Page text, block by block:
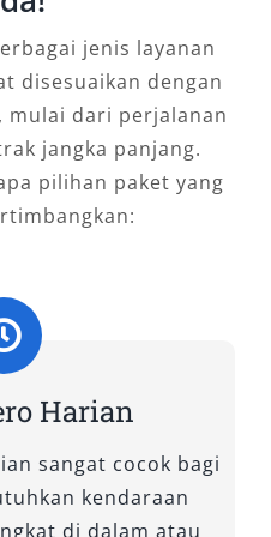
layanan rental
terpercaya, dan
yang Kami
Wisata
mobil Pajero
yang siap
kendaraan SUV
dan mesin
Sport merupakan
urban maupun jalur
jenis layanan
disesuaikan dengan
mulai dari perjalanan
jangka panjang.
pilihan paket yang
Harian
sangat cocok bagi
kendaraan
di dalam atau